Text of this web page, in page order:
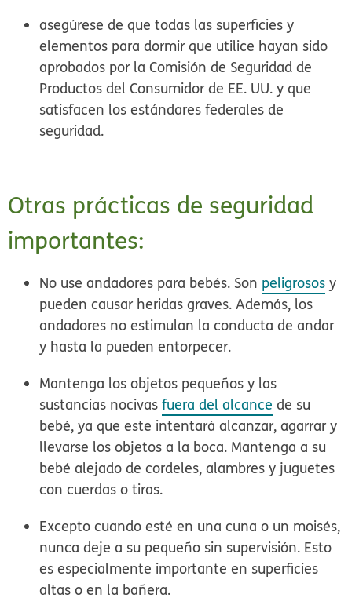
asegúrese de que todas las superficies y
elementos para dormir que utilice hayan sido
aprobados por la Comisión de Seguridad de
Productos del Consumidor de EE. UU. y que
satisfacen los estándares federales de
seguridad.
Otras prácticas de seguridad
importantes:
No use andadores para bebés. Son peligrosos y
pueden causar heridas graves. Además, los
andadores no estimulan la conducta de andar
y hasta la pueden entorpecer.
Mantenga los objetos pequeños y las
sustancias nocivasfuera del alcance de su
bebé, ya que este intentará alcanzar, agarrar y
llevarse los objetos a la boca. Mantenga a su
bebé alejado de cordeles, alambres y juguetes
con cuerdas o tiras.
Excepto cuando esté en una cuna o un moisés,
nunca deje a su pequeño sin supervisión. Esto
es especialmente importante en superficies
altas o en la bañera.